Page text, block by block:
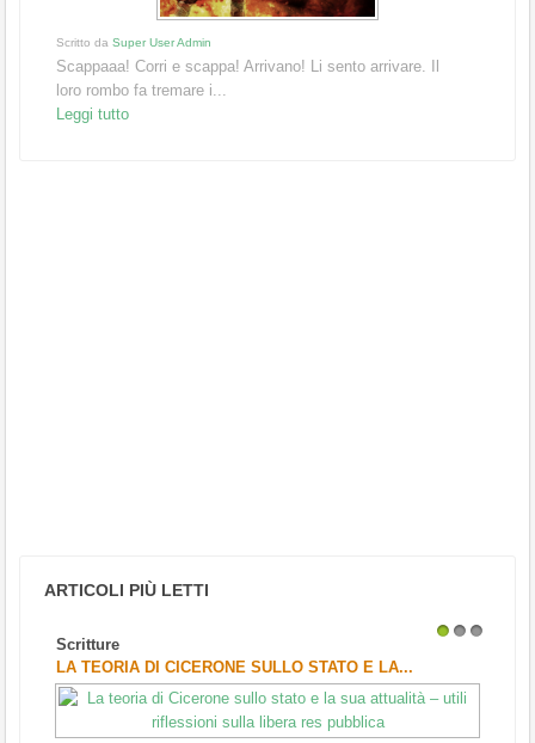
Scritto da Super User Admin
Scappaaa! Corri e scappa! Arrivano! Li sento arrivare. Il
loro rombo fa tremare i...
Leggi tutto
ARTICOLI PIÙ LETTI
Scritture
LA TEORIA DI CICERONE SULLO STATO E LA...